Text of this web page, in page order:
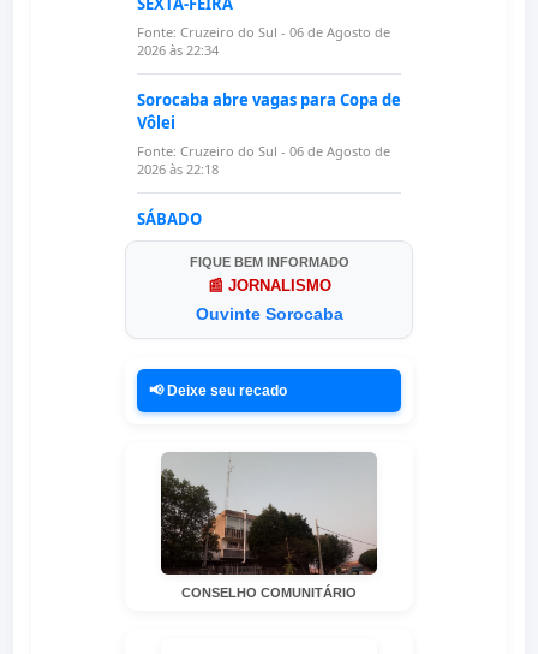
FIQUE BEM INFORMADO
📰 JORNALISMO
Ouvinte Sorocaba
📢 Deixe seu recado
CONSELHO COMUNITÁRIO